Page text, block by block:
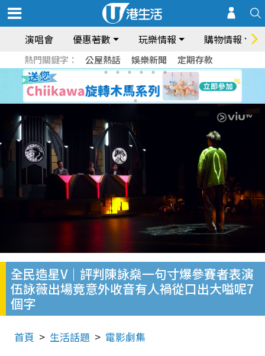
演唱會 優惠著數 玩樂情報 購物情報
熱門關鍵字： 公屋熱話 娛樂新聞 定期存款
全民造星V｜評判陳詠燊一句寸爆參賽者表演
伍詠薇出場竟意外收音有人禍從口出大嗌呢7
個字
首頁 生活話題 電影劇集